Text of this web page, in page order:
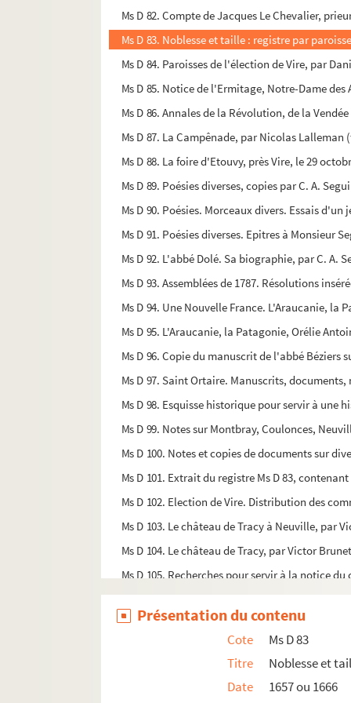
Ms D 82. Compte de Jacques Le Chevalier,
Ms D 83. Noblesse et taille : registre par
Ms D 84. Paroisses de l'élection de Vire, par
Ms D 85. Notice de l'Ermitage, Notre-Dame des
Ms D 86. Annales de la Révolution, de la
Ms D 87. La Campênade, par Nicolas
Ms D 88. La foire d'Etouvy, près Vire, le 29
Ms D 89. Poésies diverses, copies par C. A.
Ms D 90. Poésies. Morceaux divers. Essais
Ms D 91. Poésies diverses. Epitres à Monsieur
Ms D 92. L'abbé Dolé. Sa biographie, par C. A.
Ms D 93. Assemblées de 1787. Résolutions
Ms D 94. Une Nouvelle France. L'Araucanie, la
Ms D 95. L'Araucanie, la Patagonie, Orélie
Ms D 96. Copie du manuscrit de l'abbé Béziers
Ms D 97. Saint Ortaire. Manuscrits,
Ms D 98. Esquisse historique pour servir à
Ms D 99. Notes sur Montbray, Coulonces,
Ms D 100. Notes et copies de documents sur
Ms D 101. Extrait du registre Ms D 83,
Ms D 102. Election de Vire. Distribution des
Ms D 103. Le château de Tracy à Neuville, par
Ms D 104. Le château de Tracy, par Victor
Ms D 105. Recherches pour servir à la notice
Ms D 106. Tracy sous les premiers ducs
Ms C 107. Dissertation sur Tracy et Neuville
Ms D 108. Le Plessis-Grimoult, Grimoult du
Ms D 109. La Baconnière à Landelles, notes
Ms D 110. Copie de l'Aveu au roi par le
Présentation du contenu
Cote
Ms D 83
Titre
Noblesse et
Date
1657 ou 1666